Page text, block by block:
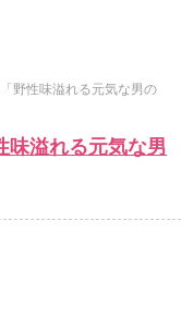
野性味溢れる元気な男の
味溢れる元気な男